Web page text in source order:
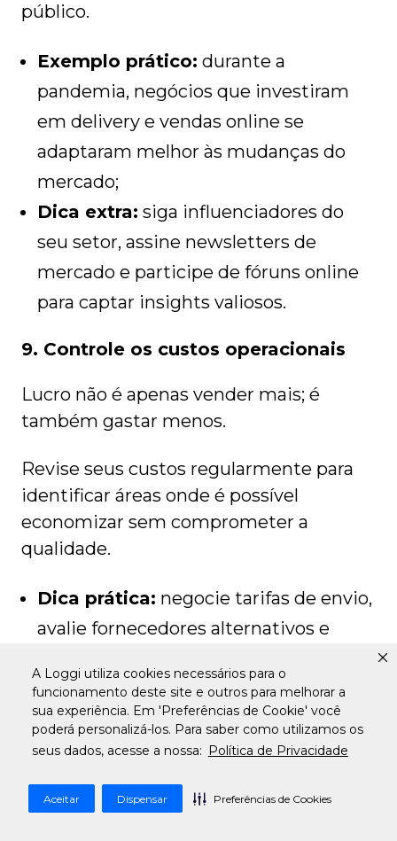
A Loggi utiliza cookies necessários para o
funcionamento deste site e outros para melhorar a
sua experiência. Em 'Preferências de Cookie' você
poderá personalizá-los. Para saber como utilizamos os
seus dados, acesse a nossa: Política de Privacidade
Aceitar Dispensar Preferências de Cookies
público.
Exemplo prático: durante a
pandemia, negócios que investiram
em delivery e vendas online se
adaptaram melhor às mudanças do
mercado;
Dica extra: siga influenciadores do
seu setor, assine newsletters de
mercado e participe de fóruns online
para captar insights valiosos.
9. Controle os custos operacionais
Lucro não é apenas vender mais; é
também gastar menos.
Revise seus custos regularmente para
identificar áreas onde é possível
economizar sem comprometer a
qualidade.
Dica prática: negocie tarifas de envio,
avalie fornecedores alternativos e
energia no espaço físico da empresa.
10. Crie um plano de contingência
Imprevistos podem acontecer, desde
crises econômicas até mudanças nas